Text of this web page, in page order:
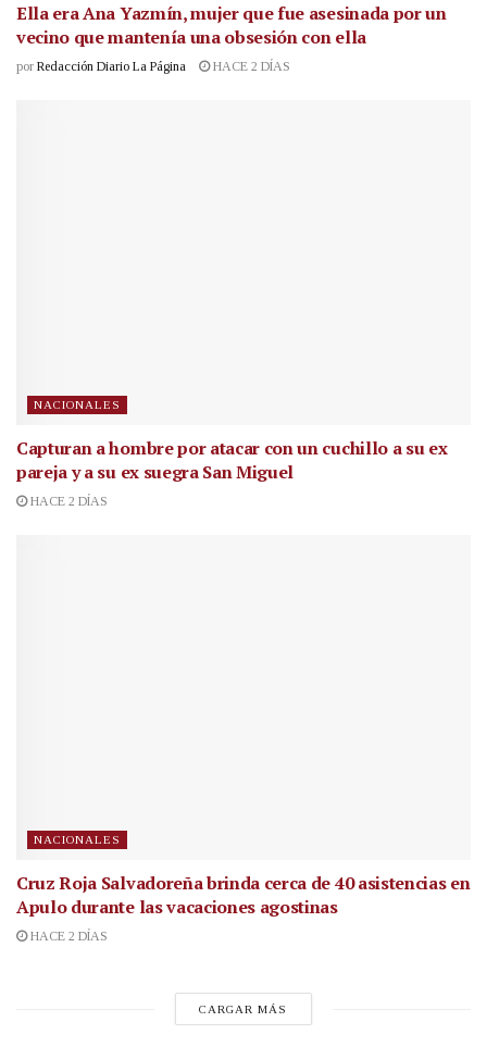
Ella era Ana Yazmín, mujer que fue asesinada por un
vecino que mantenía una obsesión con ella
por Redacción Diario La Página HACE 2 DÍAS
NACIONALES
Capturan a hombre por atacar con un cuchillo a su ex
pareja y a su ex suegra San Miguel
HACE 2 DÍAS
NACIONALES
Cruz Roja Salvadoreña brinda cerca de 40 asistencias en
Apulo durante las vacaciones agostinas
HACE 2 DÍAS
CARGAR MÁS